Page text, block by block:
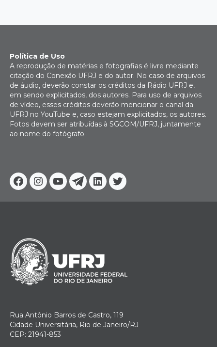
Facebook
Instagram
YoutubeTelegram
Linkedin
Twitter
Política de Uso
A reprodução de matérias e fotografias é livre mediante
citação do Conexão UFRJ e do autor. No caso de arquivos
de áudio, deverão constar os créditos da Rádio UFRJ e,
em sendo explicitados, dos autores. Para uso de arquivos
de vídeo, esses créditos deverão mencionar o canal da
UFRJ no YouTube e, caso estejam explicitados, os autores.
Fotos devem ser atribuídas à SGCOM/UFRJ, juntamente
ao nome do fotógrafo.
Rua Antônio Barros de Castro, 119
Cidade Universitária, Rio de Janeiro/RJ
CEP: 21941-853